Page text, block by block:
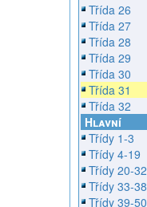
Třída 26
Třída 27
Třída 28
Třída 29
Třída 30
Třída 31
Třída 32
Hlavní
Třídy 1-3
Třídy 4-19
Třídy 20-32
Třídy 33-38
Třídy 39-50